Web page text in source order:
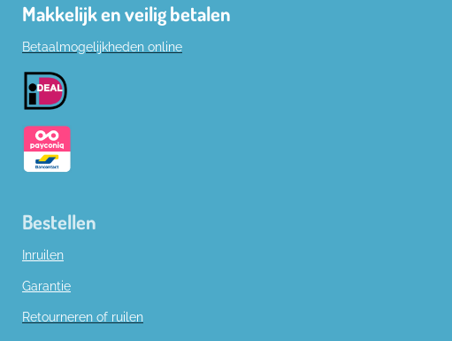
e
o
o
k
Makkelijk en veilig betalen
Betaalmogelijkheden online
Bestellen
Inruilen
Garantie
Retourneren of ruilen